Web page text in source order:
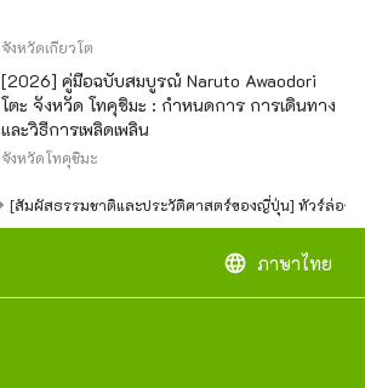
จังหวัดเกียวโต
[2026] คู่มือฉบับสมบูรณ์ Naruto Awaodori
โตะ จังหวัด โทคุชิมะ : กำหนดการ การเดินทาง
และวิธีการเพลิดเพลิน
จังหวัดโทคุชิมะ
[สัมผัสธรรมชาติและประวัติศาสตร์ของญี่ปุ่น] ทัวร์ล่องเ
language ภาษาไทย